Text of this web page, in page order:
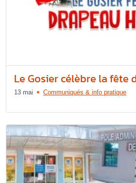
Le Gosier célèbre la fête
13 mai Communiqués & info pratique